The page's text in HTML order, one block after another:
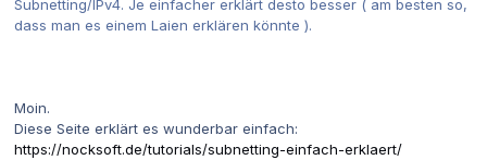
Subnetting/IPv4. Je einfacher erklärt desto besser ( am besten so,
dass man es einem Laien erklären könnte ).
Moin.
Diese Seite erklärt es wunderbar einfach:
https://nocksoft.de/tutorials/subnetting-einfach-erklaert/